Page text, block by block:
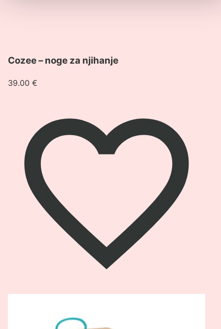
Cozee – noge za njihanje
39.00 €